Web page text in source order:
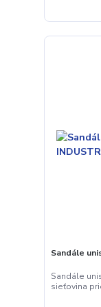
Sandále
Sandále
sieťovina